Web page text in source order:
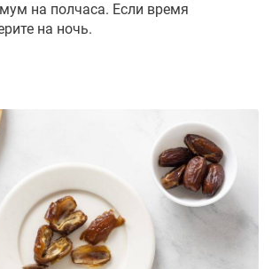
на полчаса. Если время
на ночь.